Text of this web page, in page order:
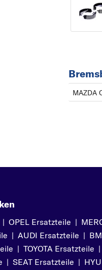
MAZDA
| OPEL Ersatzteile |
| AUDI Ersatzteile |
| TOYOTA Ersatzteile |
| SEAT Ersatzteile |